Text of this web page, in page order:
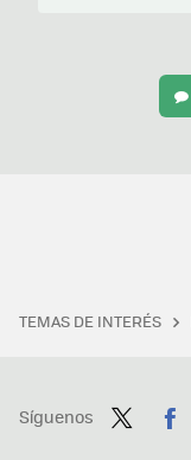
TEMAS DE INTERÉS
Síguenos